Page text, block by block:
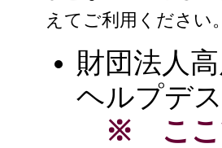
えてご利用ください。
財団法人
ヘルプデス
※ ここ